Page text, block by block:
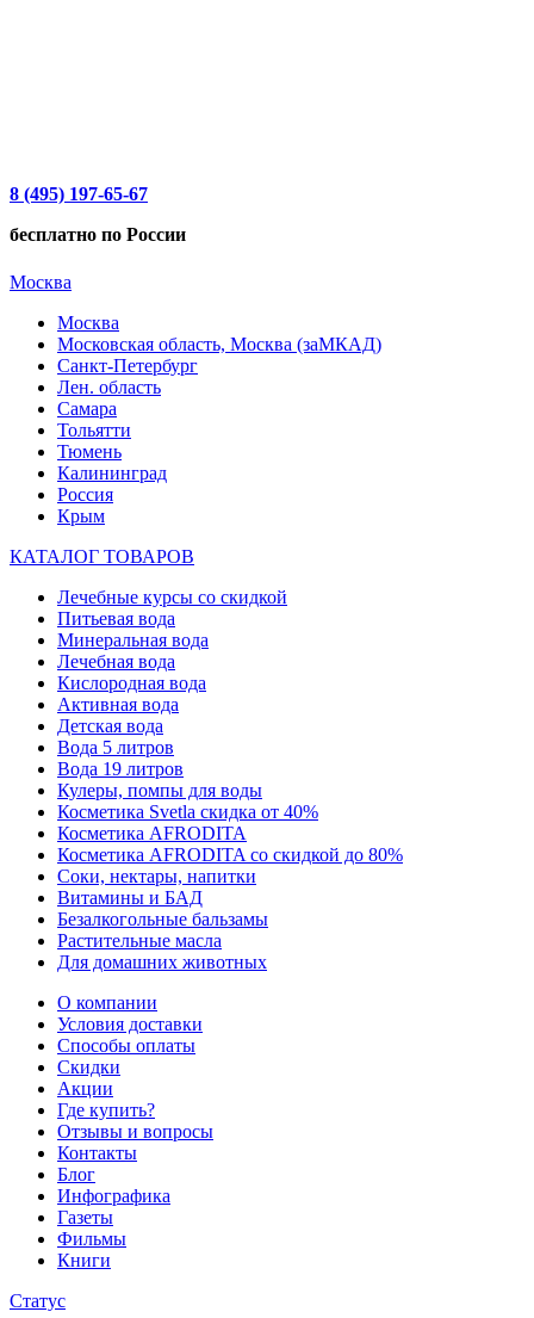
8 (495) 197-65-67
бесплатно по России
Москва
Москва
Московская область, Москва (заМКАД)
Санкт-Петербург
Лен. область
Самара
Тольятти
Тюмень
Калининград
Россия
Крым
КАТАЛОГ ТОВАРОВ
Лечебные курсы со скидкой
Питьевая вода
Минеральная вода
Лечебная вода
Кислородная вода
Активная вода
Детская вода
Вода 5 литров
Вода 19 литров
Кулеры, помпы для воды
Косметика Svetla скидка от 40%
Косметика AFRODITA
Косметика AFRODITA со скидкой до 80%
Соки, нектары, напитки
Витамины и БАД
Безалкогольные бальзамы
Растительные масла
Для домашних животных
О компании
Условия доставки
Способы оплаты
Скидки
Акции
Где купить?
Отзывы и вопросы
Контакты
Блог
Инфографика
Газеты
Фильмы
Книги
Статус